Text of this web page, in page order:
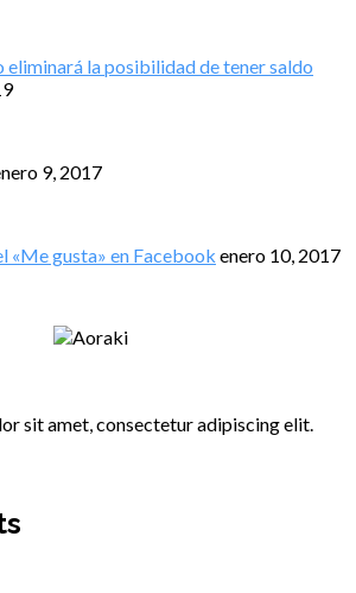
eliminará la posibilidad de tener saldo
9, 2017
«Me gusta» en Facebook enero 10, 2017
sit amet, consectetur adipiscing elit.